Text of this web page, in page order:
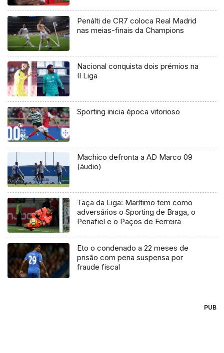
Penálti de CR7 coloca Real Madrid
nas meias-finais da Champions
Nacional conquista dois prémios na
II Liga
Sporting inicia época vitorioso
Machico defronta a AD Marco 09
(áudio)
Taça da Liga: Marítimo tem como
adversários o Sporting de Braga, o
Penafiel e o Paços de Ferreira
Eto o condenado a 22 meses de
prisão com pena suspensa por
fraude fiscal
PUB